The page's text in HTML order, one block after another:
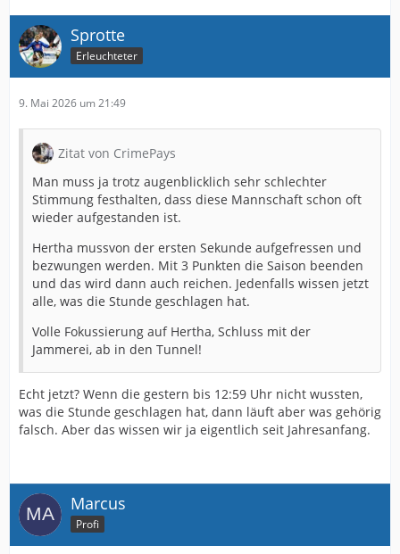
Sprotte
Erleuchteter
9. Mai 2026 um 21:49
Zitat von CrimePays
Man muss ja trotz augenblicklich sehr schlechter
Stimmung festhalten, dass diese Mannschaft schon oft
wieder aufgestanden ist.
Hertha mussvon der ersten Sekunde aufgefressen und
bezwungen werden. Mit 3 Punkten die Saison beenden
und das wird dann auch reichen. Jedenfalls wissen jetzt
alle, was die Stunde geschlagen hat.
Volle Fokussierung auf Hertha, Schluss mit der
Jammerei, ab in den Tunnel!
Echt jetzt? Wenn die gestern bis 12:59 Uhr nicht wussten,
was die Stunde geschlagen hat, dann läuft aber was gehörig
falsch. Aber das wissen wir ja eigentlich seit Jahresanfang.
Marcus
Profi